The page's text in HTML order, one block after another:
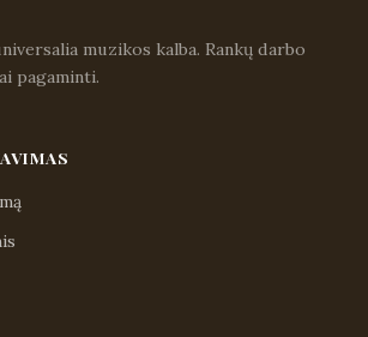
muzikos kalba. Rankų darbo
pagaminti.